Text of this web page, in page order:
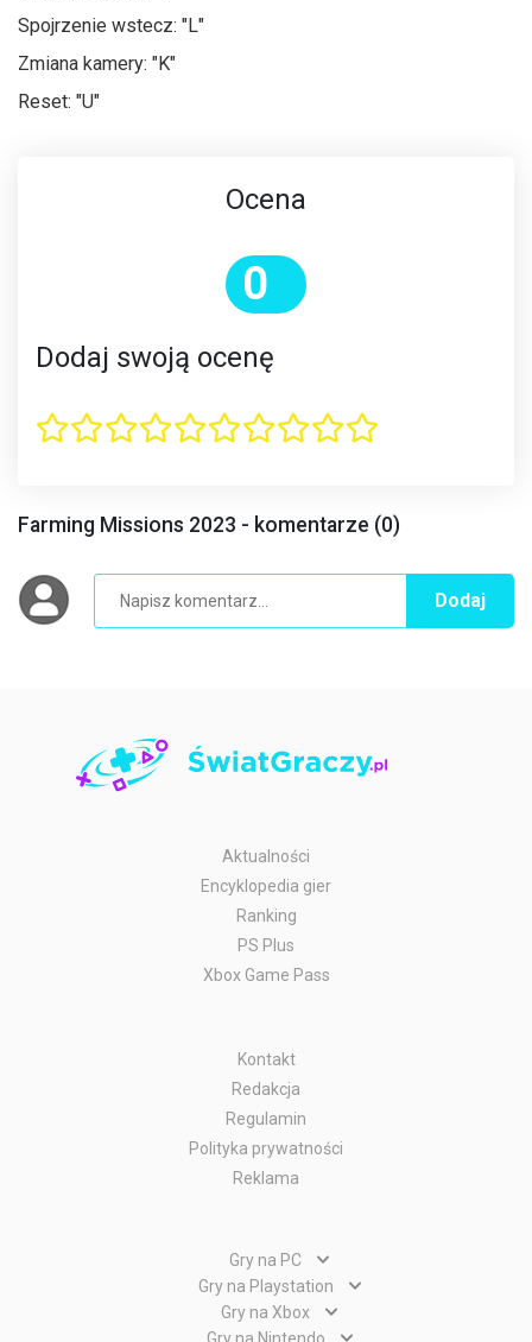
Spojrzenie wstecz: "L"
Zmiana kamery: "K"
Reset: "U"
Ocena
0
Dodaj swoją ocenę
Farming Missions 2023 - komentarze (0)
Dodaj
Aktualności
Encyklopedia gier
Ranking
PS Plus
Xbox Game Pass
Kontakt
Redakcja
Regulamin
Polityka prywatności
Reklama
Gry na PC
Gry PC
Gry WWW
Gry na Playstation
Gry PlayStation 5
Gry na Xbox
Gry Xbox Series X